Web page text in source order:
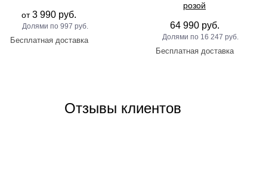
от3 990 руб.
997 руб.
розой
64 990 руб.
16 247 руб.
Отзывы клиентов